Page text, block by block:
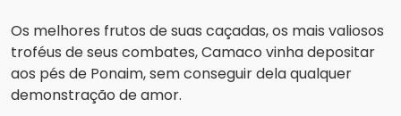
Os melhores frutos de suas caçadas, os mais valiosos
troféus de seus combates, Camaco vinha depositar
aos pés de Ponaim, sem conseguir dela qualquer
demonstração de amor.